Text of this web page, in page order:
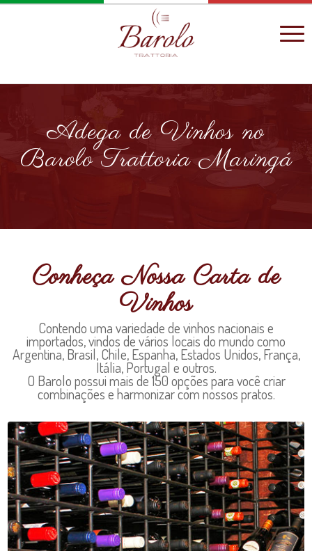
Adega de Vinhos no
Barolo Trattoria Maringá
Conheça Nossa Carta de
Vinhos
Contendo uma variedade de vinhos nacionais e
importados, vindos de vários locais do mundo como
Argentina, Brasil, Chile, Espanha, Estados Unidos, França,
Itália, Portugal e outros.
O Barolo possui mais de 150 opções para você criar
combinações e harmonizar com nossos pratos.